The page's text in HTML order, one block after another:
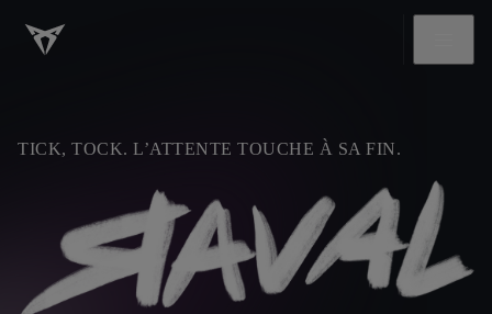
TICK, TOCK. L’ATTENTE TOUCHE À SA FIN.